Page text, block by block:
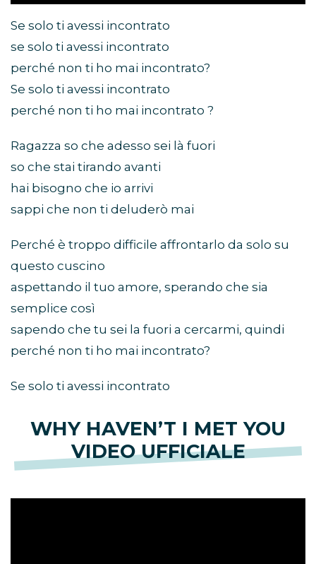
Se solo ti avessi incontrato
se solo ti avessi incontrato
perché non ti ho mai incontrato?
Se solo ti avessi incontrato
perché non ti ho mai incontrato ?
Ragazza so che adesso sei là fuori
so che stai tirando avanti
hai bisogno che io arrivi
sappi che non ti deluderò mai
Perché è troppo difficile affrontarlo da solo su
questo cuscino
aspettando il tuo amore, sperando che sia
semplice così
sapendo che tu sei la fuori a cercarmi, quindi
perché non ti ho mai incontrato?
Se solo ti avessi incontrato
WHY HAVEN’T I MET YOU
VIDEO UFFICIALE